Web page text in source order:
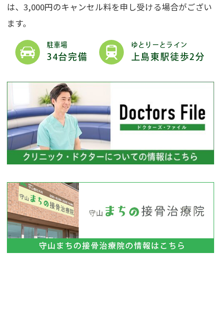
は、3,000円のキャンセル料を申し受ける場合がござい
ます。
駐車場
34台完備
ゆとりーとライン
上島東駅徒歩2分